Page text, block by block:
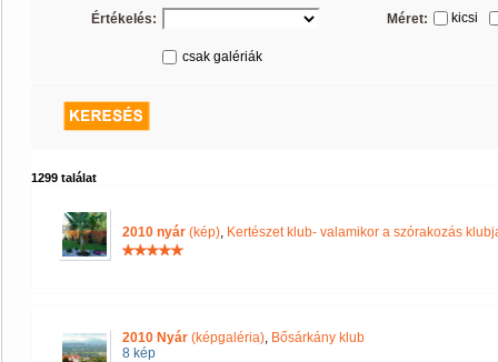
Értékelés: Méret: kicsi
csak galériák
1299 találat
2010 nyár (kép), Kertészet klub- valamikor a szórakozás
2010 Nyár (képgaléria), Bősárkány klub
8 kép